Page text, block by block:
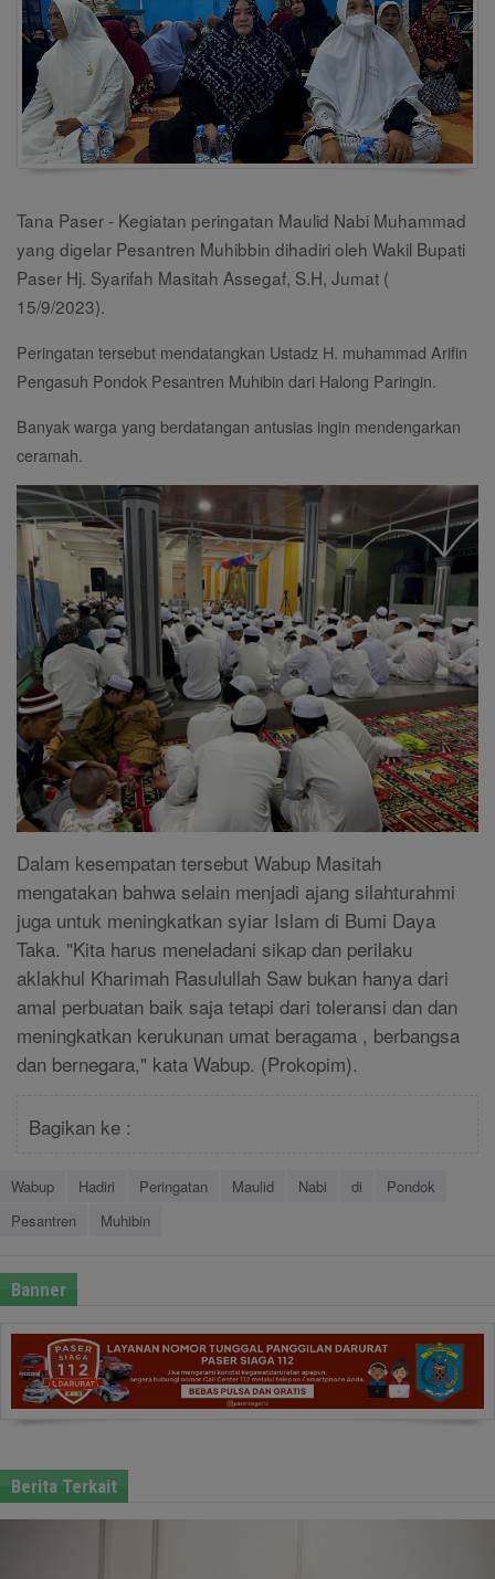
Tana Paser - Kegiatan peringatan Maulid Nabi Muhammad
yang digelar Pesantren Muhibbin dihadiri oleh Wakil Bupati
Paser Hj. Syarifah Masitah Assegaf, S.H, Jumat (
15/9/2023).
Peringatan tersebut mendatangkan Ustadz H. muhammad Arifin
Pengasuh Pondok Pesantren Muhibin dari Halong Paringin.
Banyak warga yang berdatangan antusias ingin mendengarkan
ceramah.
Dalam kesempatan tersebut Wabup Masitah
mengatakan bahwa selain menjadi ajang silahturahmi
juga untuk meningkatkan syiar Islam di Bumi Daya
Taka. "Kita harus meneladani sikap dan perilaku
aklakhul Kharimah Rasulullah Saw bukan hanya dari
amal perbuatan baik saja tetapi dari toleransi dan dan
meningkatkan kerukunan umat beragama , berbangsa
dan bernegara," kata Wabup. (Prokopim).
Bagikan ke :
Wabup Hadiri Peringatan Maulid Nabi di
Pondok
Pesantren
Muhibin
Banner
Berita Terkait